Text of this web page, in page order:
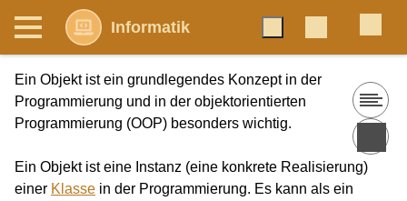
Informatik
Ein Objekt ist ein grundlegendes Konzept in der
Programmierung und in der objektorientierten
Programmierung (OOP) besonders wichtig.
Ein Objekt ist eine Instanz (eine konkrete Realisierung)
einer Klasse in der Programmierung. Es kann als ein